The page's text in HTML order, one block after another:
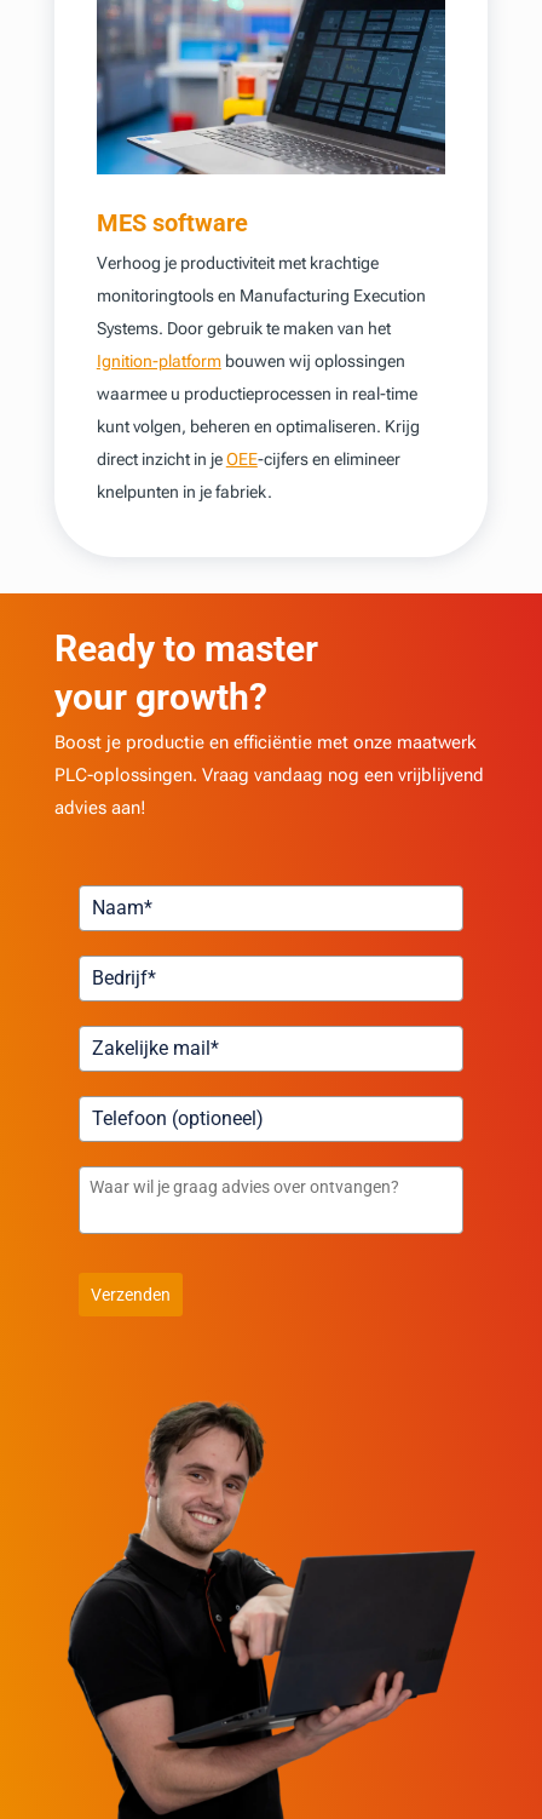
MES software
Verhoog je productiviteit met krachtige
monitoringtools en Manufacturing Execution
Systems. Door gebruik te maken van het
Ignition-platformbouwen wij oplossingen
waarmee u productieprocessen in real-time
kunt volgen, beheren en optimaliseren. Krijg
direct inzicht in jeOEE-cijfers en elimineer
knelpunten in je fabriek.
Ready to master
your growth?
Boost je productie en efficiëntie met onze maatwerk
PLC-oplossingen. Vraag vandaag nog een vrijblijvend
advies aan!
Verzenden